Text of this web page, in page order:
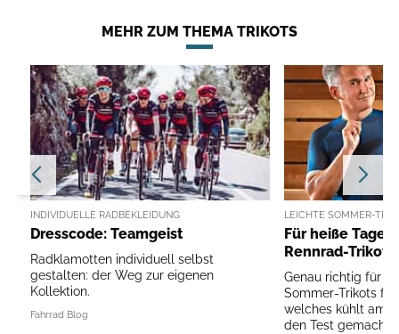
MEHR ZUM THEMA TRIKOTS
INDIVIDUELLE RADBEKLEIDUNG
Dresscode: Teamgeist
Radklamotten individuell selbst
gestalten: der Weg zur eigenen
Kollektion.
Fahrrad Blog
LEICHTE SOMMER-
Für heiße Tage:
Rennrad-Trikots
Genau richtig für
Sommer-Trikots
welches kühlt am
den Test gemacht!